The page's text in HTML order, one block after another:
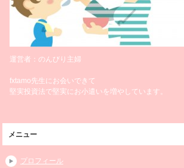
運営者：のんびり主婦
fxtamo先生にお会いできて
堅実投資法で堅実にお小遣いを増やしています。
メニュー
プロフィール